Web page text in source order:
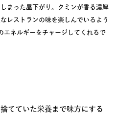
まった昼下がり。クミンが香る濃厚
レストランの味を楽しんでいるよう
エネルギーをチャージしてくれるで
てていた栄養まで味方にする